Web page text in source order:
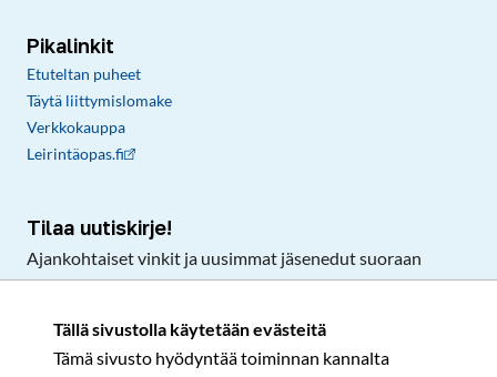
Tällä sivustolla käytetään evästeitä
Tämä sivusto hyödyntää toiminnan kannalta
Pikalinkit
Etuteltan puheet
Täytä liittymislomake
Verkkokauppa
Leirintäopas.fi
Tilaa uutiskirje!
Ajankohtaiset vinkit ja uusimmat jäsenedut suoraan